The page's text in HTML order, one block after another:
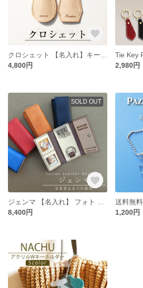
4,800円
2,980円
SOLD OUT
8,400円
1,200円